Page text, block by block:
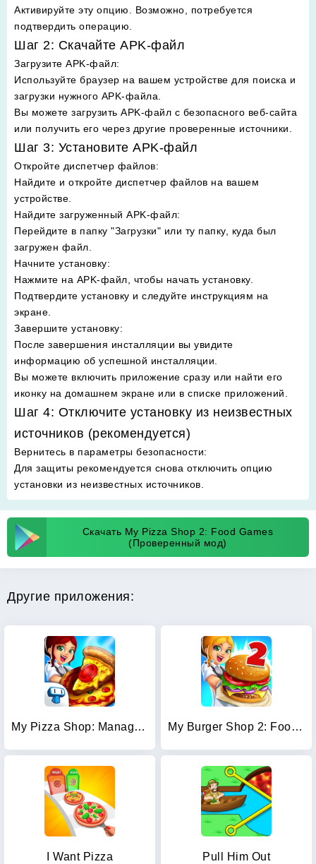
Активируйте эту опцию. Возможно, потребуется
подтвердить операцию.
Шаг 2: Скачайте APK-файл
Загрузите APK-файл:
Используйте браузер на вашем устройстве для поиска и
загрузки нужного APK-файла.
Вы можете загрузить APK-файл с безопасного веб-сайта
или получить его через другие проверенные источники.
Шаг 3: Установите APK-файл
Откройте диспетчер файлов:
Найдите и откройте диспетчер файлов на вашем
устройстве.
Найдите загруженный APK-файл:
Перейдите в папку "Загрузки" или ту папку, куда был
загружен файл.
Начните установку:
Нажмите на APK-файл, чтобы начать установку.
Подтвердите установку и следуйте инструкциям на
экране.
Завершите установку:
После завершения инсталляции вы увидите
информацию об успешной инсталляции.
Вы можете включить приложение сразу или найти его
иконку на домашнем экране или в списке приложений.
Шаг 4: Отключите установку из неизвестных
источников (рекомендуется)
Вернитесь в параметры безопасности:
Для защиты рекомендуется снова отключить опцию
установки из неизвестных источников.
Скачать My Pizza Shop 2: Food Games
(Проверенный мод)
Другие приложения:
My Pizza Shop: Management Game My Burger Shop 2: Food Game
I Want Pizza Pull Him Out